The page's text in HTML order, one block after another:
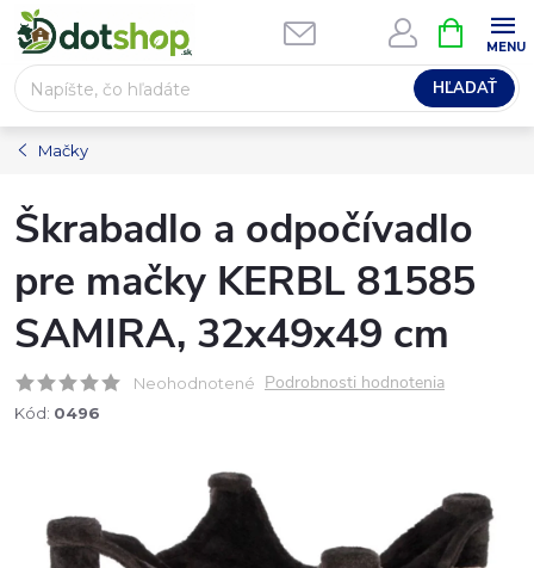
Prejsť
na
obsah
HĽADAŤ
KOŠÍK
Mačky
Škrabadlo a odpočívadlo
pre mačky KERBL 81585
SAMIRA, 32x49x49 cm
Neohodnotené Podrobnosti hodnotenia
Kód: 0496